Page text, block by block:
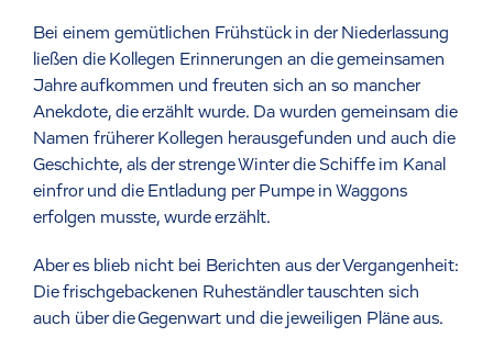
Bei einem gemütlichen Frühstück in der Niederlassung
ließen die Kollegen Erinnerungen an die gemeinsamen
Jahre aufkommen und freuten sich an so mancher
Anekdote, die erzählt wurde. Da wurden gemeinsam die
Namen früherer Kollegen herausgefunden und auch die
Geschichte, als der strenge Winter die Schiffe im Kanal
einfror und die Entladung per Pumpe in Waggons
erfolgen musste, wurde erzählt.
Aber es blieb nicht bei Berichten aus der Vergangenheit:
Die frischgebackenen Ruheständler tauschten sich
auch über die Gegenwart und die jeweiligen Pläne aus.